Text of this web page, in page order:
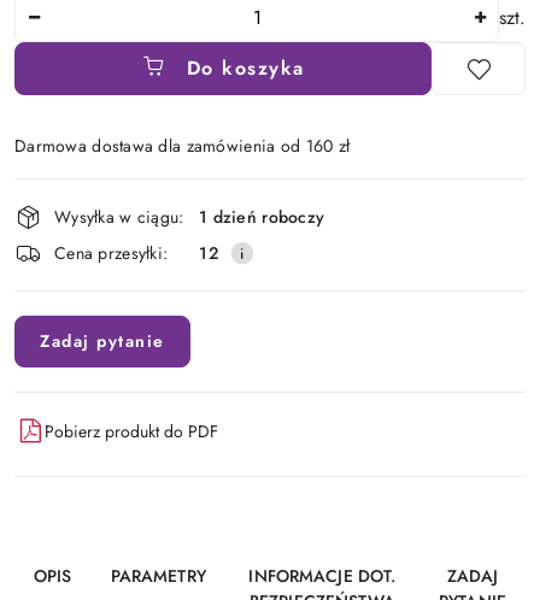
szt.
Do koszyka
Darmowa dostawa dla zamówienia od 160 zł
Dostępność
i
dostawa
Wysyłka w ciągu:
1 dzień roboczy
Cena przesyłki:
12
Zadaj pytanie
Pobierz produkt do PDF
OPIS PARAMETRY
INFORMACJE DOT.
ZADAJ